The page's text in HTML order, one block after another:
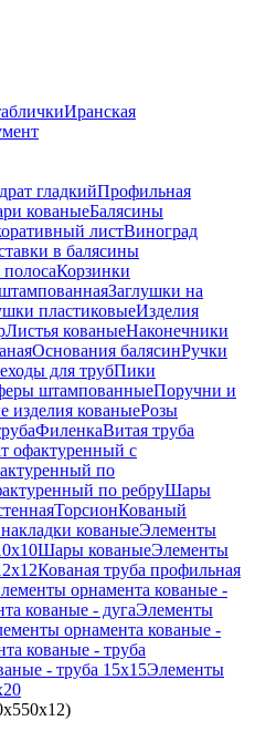
Иранская
гладкийПрофильная
кованыеБалясины
листВиноград
в балясины
полосаКорзинки
Заглушки на
пластиковыеИзделия
Листья кованыеНаконечники
Основания балясинРучки
для трубПики
штампованныеПоручни и
изделия кованыеРозы
ФиленкаВитая труба
офактуренный с
по
по ребруШары
ТорсионКованый
кованыеЭлементы
Шары кованыеЭлементы
Кованая труба профильная
орнамента кованые -
кованые - дугаЭлементы
орнамента кованые -
кованые - труба
- труба 15х15Элементы